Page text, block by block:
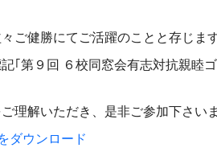
ご健勝にてご活躍のことと存じま
｢第９回 ６校同窓会有志対抗親睦
理解いただき、是非ご参加下さい
ダウンロード